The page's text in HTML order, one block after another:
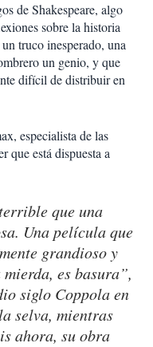
de Shakespeare, algo
sobre la historia
truco inesperado, una
un genio, y que
difícil de distribuir en
especialista de las
que está dispuesta a
que una
Una película que
grandioso y
es basura”,
siglo Coppola en
selva, mientras
ahora, su obra